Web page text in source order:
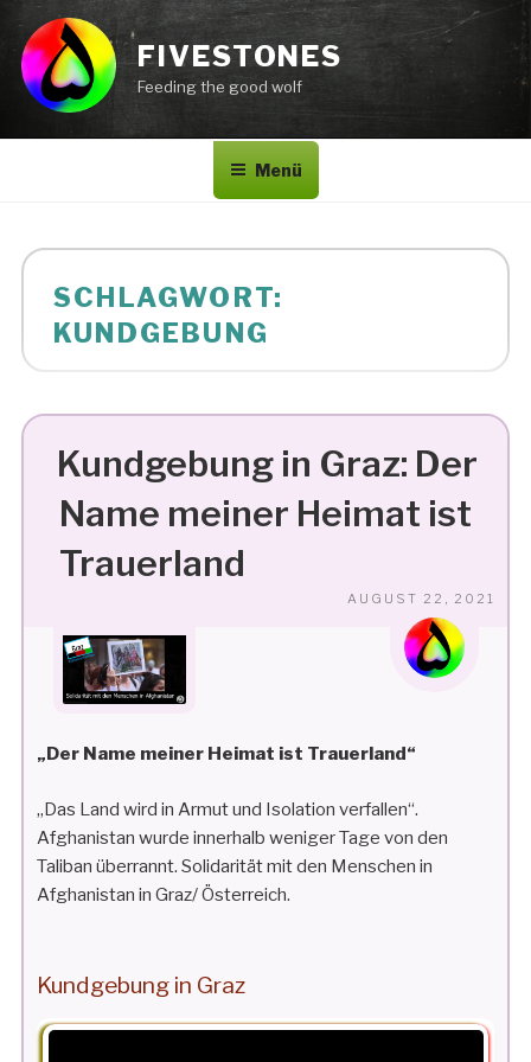
Inhalt
springen
FIVESTONES
Feeding the good wolf
Menü
SCHLAGWORT:
KUNDGEBUNG
Kundgebung in Graz: Der
Name meiner Heimat ist
Trauerland
AUGUST 22, 2021
„Der Name meiner Heimat ist Trauerland“
„Das Land wird in Armut und Isolation verfallen“.
Afghanistan wurde innerhalb weniger Tage von den
Taliban überrannt. Solidarität mit den Menschen in
Afghanistan in Graz/ Österreich.
Kundgebung in Graz